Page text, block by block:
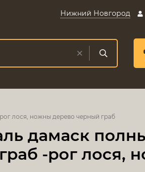
Нижний Новгород
лося, ножны дерево черный граб
дамаск
-рог лося,